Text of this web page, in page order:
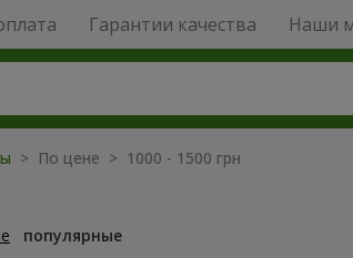
Гарантии качества Наши
> По цене > 1000 - 1500 грн
популярные